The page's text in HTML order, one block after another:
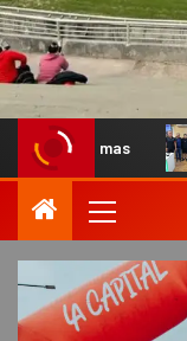
Recibimos